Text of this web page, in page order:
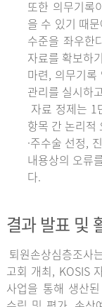
또한 의무기록
을 수 있기 때
수준을 좌우한
자료를 확보하
마련, 의무기
관리를 실시하
자료 정제는 1
항목 간 논리적
·주수술 선정,
내용상의 오류
다.
결과 발표 및
퇴원손상심층조사
고회 개최, KOSIS
사업을 통해 생산